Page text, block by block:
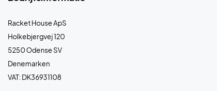
Racket House ApS
Holkebjergvej 120
5250 Odense SV
Denemarken
VAT: DK36931108